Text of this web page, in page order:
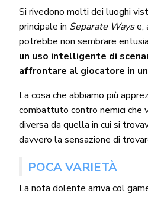
Si rivedono molti dei luoghi
principale in Separate Wayse,
potrebbe non sembrare
un uso intelligente di
affrontare al giocatore in
La cosa che abbiamo più
combattuto contro nemici che
diversa da quella in cui si
davvero la sensazione di
POCA VARIETÀ
La nota dolente arriva col